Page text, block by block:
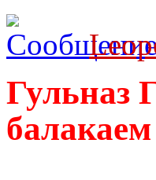
Гульназ
балакаем